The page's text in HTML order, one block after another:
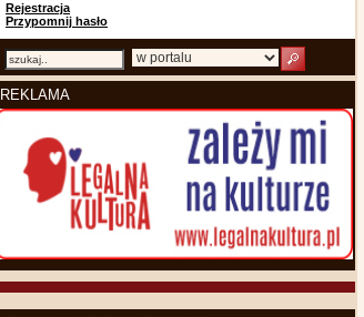
Rejestracja
Przypomnij hasło
REKLAMA